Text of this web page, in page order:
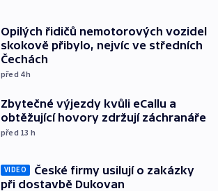
Opilých řidičů nemotorových vozidel
skokově přibylo, nejvíc ve středních
Čechách
před 4h
Zbytečné výjezdy kvůli eCallu a
obtěžující hovory zdržují záchranáře
před 13 h
VIDEO
České firmy usilují o zakázky
při dostavbě Dukovan